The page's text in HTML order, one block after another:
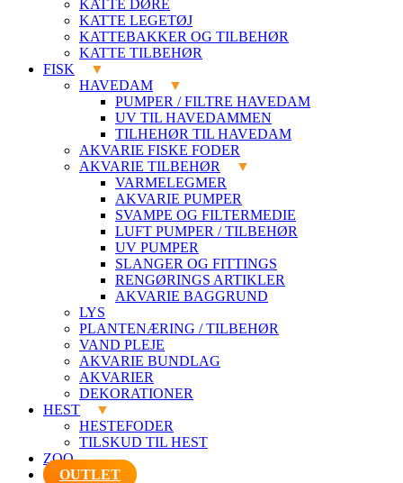
KATTE DØRE
KATTE LEGETØJ
KATTEBAKKER OG TILBEHØR
KATTE TILBEHØR
FISK
HAVEDAM
PUMPER / FILTRE HAVEDAM
UV TIL HAVEDAMMEN
TILHEHØR TIL HAVEDAM
AKVARIE FISKE FODER
AKVARIE TILBEHØR
VARMELEGMER
AKVARIE PUMPER
SVAMPE OG FILTERMEDIE
LUFT PUMPER / TILBEHØR
UV PUMPER
SLANGER OG FITTINGS
RENGØRINGS ARTIKLER
AKVARIE BAGGRUND
LYS
PLANTENÆRING / TILBEHØR
VAND PLEJE
AKVARIE BUNDLAG
AKVARIER
DEKORATIONER
HEST
HESTEFODER
TILSKUD TIL HEST
ZOO
OUTLET